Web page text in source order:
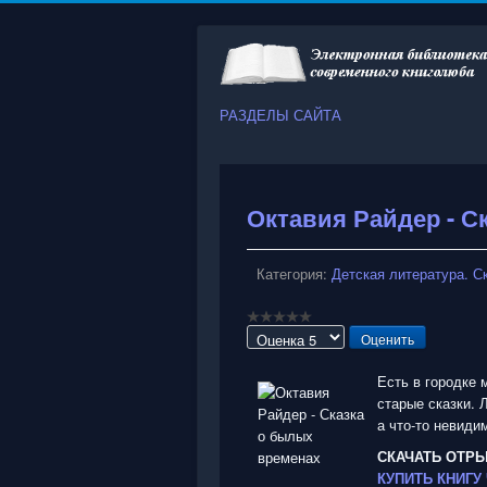
РАЗДЕЛЫ САЙТА
Октавия Райдер -
Категория: Детская литература.
Пожалуйста,
Есть в городке
старые сказки.
а что-то
СКАЧАТЬ
КУПИТЬ КНИГУ